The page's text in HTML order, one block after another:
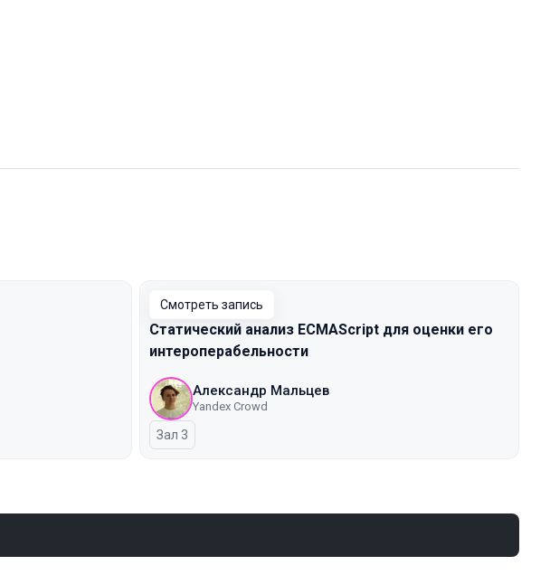
Смотреть запись
Cтатический анализ ECMAScript для оценки его
интероперабельности
Александр Мальцев
Yandex Crowd
Зал 3